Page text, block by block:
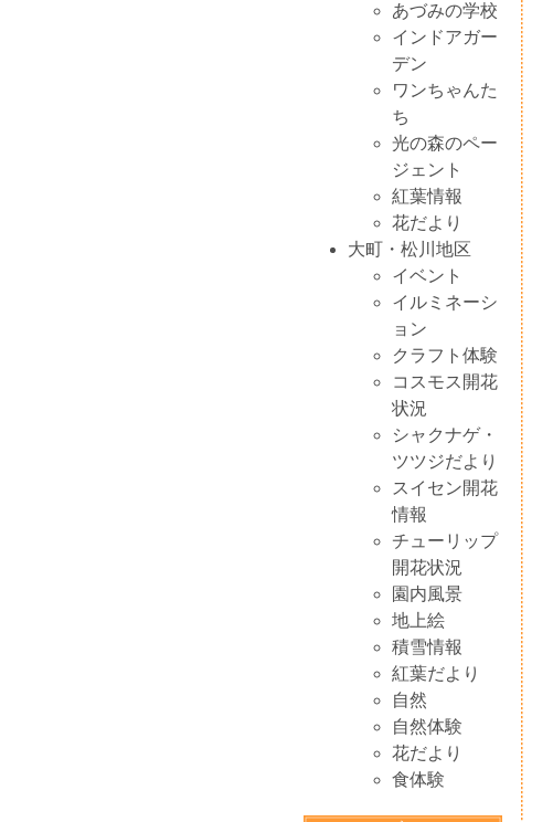
あづみの学校
インドアガー
デン
ワンちゃんた
ち
光の森のペー
ジェント
紅葉情報
花だより
大町・松川地区
イベント
イルミネーシ
ョン
クラフト体験
コスモス開花
状況
シャクナゲ・
ツツジだより
スイセン開花
情報
チューリップ
開花状況
園内風景
地上絵
積雪情報
紅葉だより
自然
自然体験
花だより
食体験